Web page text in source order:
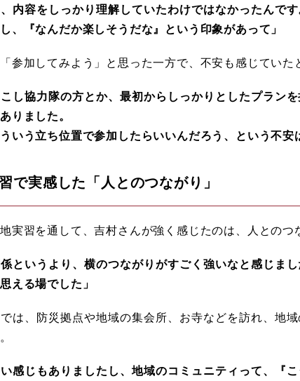
内容をしっかり理解していたわけではなかったんで
、『なんだか楽しそうだな』という印象があって」
参加してみよう」と思った一方で、不安も感じていた
し協力隊の方とか、最初からしっかりとしたプラン
りました。
いう立ち位置で参加したらいいんだろう、という不安
で実感した「人とのつながり」
実習を通して、吉村さんが強く感じたのは、人とのつ
というより、横のつながりがすごく強いなと感じま
える場でした」
は、防災拠点や地域の集会所、お寺などを訪れ、地
感じもありましたし、地域のコミュニティって、『